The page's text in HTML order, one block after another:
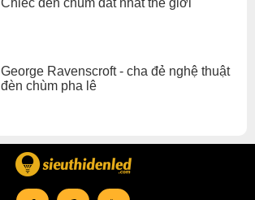
Chiếc đèn chùm đắt nhất thế giới
George Ravenscroft - cha đẻ nghệ thuật
đèn chùm pha lê